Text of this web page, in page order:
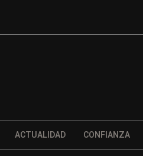
ACTUALIDAD CONFIANZA